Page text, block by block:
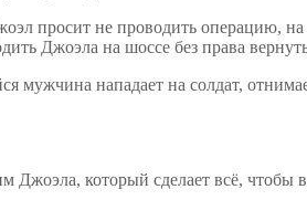
просит не проводить операцию,
Джоэла на шоссе без права
мужчина нападает на солдат,
который сделает всё, чтобы